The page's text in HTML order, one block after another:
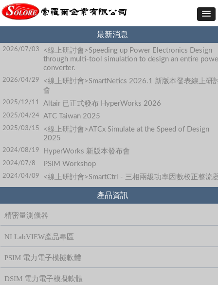
最新消息
2026/07/03
<線上研討會>Speeding up Power Electronics Design
through multi-tool simulation to design an entire
converter.
2026/04/29
<線上研討會>SmartNetics 2026.1 新版本發表線上研
會
2025/12/11 Altair 已正式發布 HyperWorks 2026
2025/04/24 ATC Taiwan 2025
2025/03/15
<線上研討會>ATCx Simulate at the Speed of Design
2025
2024/08/19 HyperWorks 新版本發布會
2024/07/8 PSIM Workshop
2024/04/09 <線上研討會>SmartCtrl - 三相兩級功率因數校正整流
產品資訊
精密量測儀器
NI LabVIEW產品專區
PSIM 電力電子模擬軟體
DSIM 電力電子模擬軟體